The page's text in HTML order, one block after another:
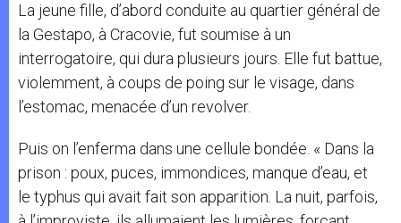
La jeune fille, d’abord conduite au quartier général de
la Gestapo, à Cracovie, fut soumise à un
interrogatoire, qui dura plusieurs jours. Elle fut battue,
violemment, à coups de poing sur le visage, dans
l’estomac, menacée d’un revolver.
Puis on l’enferma dans une cellule bondée. « Dans la
prison : poux, puces, immondices, manque d’eau, et
le typhus qui avait fait son apparition. La nuit, parfois,